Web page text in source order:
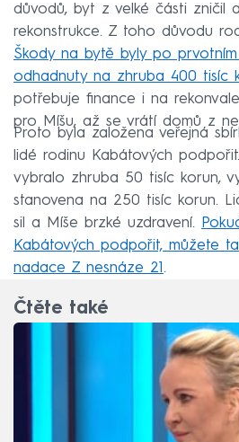
důvodů, byt z velké části zničil
rekonstrukce. Z toho důvodu
Škody na bytě byly po
odhadnuty na zhruba 400 tisíc
potřebuje finance i na
pro Míšu, až se vrátí domů z
Proto byla založena veřejná
lidé rodinu Kabátových
vybralo zhruba 50 tisíc korun,
stanovena na 250 tisíc korun.
sil a Míše brzké uzdravení.
Kabátových podpořit, můžete
nadace Z nesnáze 21.
Čtěte také